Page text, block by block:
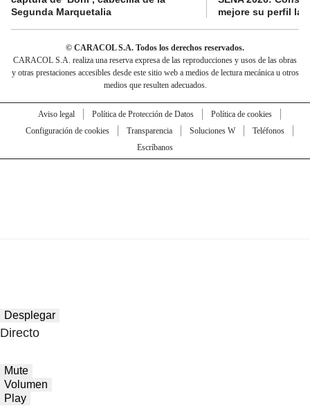
Segunda Marquetalia
mejore su perfil
© CARACOL S.A. Todos los derechos reservados.
CARACOL S.A. realiza una reserva expresa de las reproducciones y usos de las obras
y otras prestaciones accesibles desde este sitio web a medios de lectura mecánica u otros
medios que resulten adecuados.
Aviso legal Política de Protección de Datos
Política de cookies
Configuración de cookies
Transparencia Soluciones W
Teléfonos
Escríbanos
Desplegar
Directo
Mute
Volumen
Play